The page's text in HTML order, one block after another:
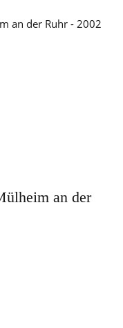
an der